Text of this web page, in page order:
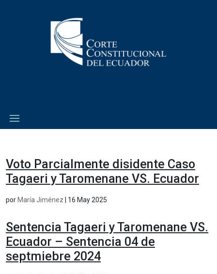
Voto Parcialmente disidente Caso
Tagaeri y Taromenane VS. Ecuador
por María Jiménez 16 May 2025
Sentencia Tagaeri y Taromenane VS.
Ecuador – Sentencia 04 de
septmiebre 2024